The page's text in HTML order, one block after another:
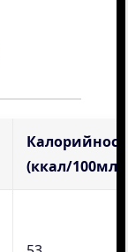
(ккал/100мл)